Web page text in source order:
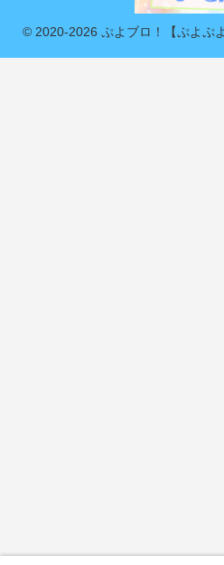
© 2020-2026 ぷよブロ！【ぷよぷ